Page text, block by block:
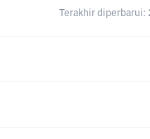
Terakhir diperbarui: